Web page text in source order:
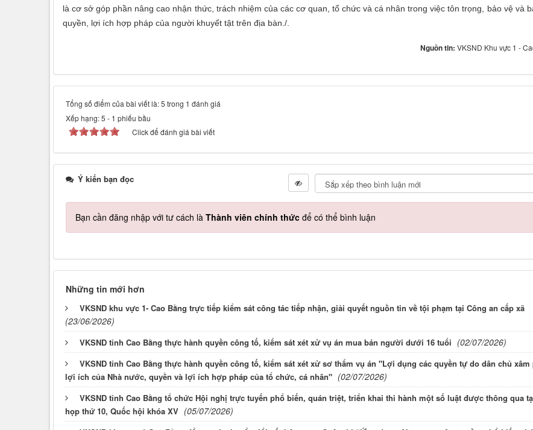
là cơ sở góp phần nâng cao nhận thức, trách nhiệm của các cơ quan, tổ chức và cá nhân trong việc tôn trọng, bảo vệ và
quyền, lợi ích hợp pháp của người khuyết tật trên địa bàn./.
Nguồn tin: VKSND Khu vực 1 -
Tổng số điểm của bài viết là: 5 trong 1 đánh giá
Xếp hạng:5 - 1 phiếu bầu
Click để đánh giá bài viết
Ý kiến bạn đọc
Bạn cần đăng nhập với tư cách là Thành viên chính thức để có thể bình luận
Những tin mới hơn
VKSND khu vực 1- Cao Bằng trực tiếp kiểm sát công tác tiếp nhận, giải quyết nguồn tin về tội phạm tại Công an cấp xã
(23/06/2026)
VKSND tỉnh Cao Bằng thực hành quyền công tố, kiểm sát xét xử vụ án mua bán người dưới 16 tuổi (02/07/2026)
VKSND tỉnh Cao Bằng thực hành quyền công tố, kiểm sát xét xử sơ thẩm vụ án "Lợi dụng các quyền tự do dân chủ xâm
lợi ích của Nhà nước, quyền và lợi ích hợp pháp của tổ chức, cá nhân" (02/07/2026)
VKSND tỉnh Cao Bằng tổ chức Hội nghị trực tuyến phổ biến, quán triệt, triển khai thi hành một số luật được thông qua
họp thứ 10, Quốc hội khóa XV (05/07/2026)